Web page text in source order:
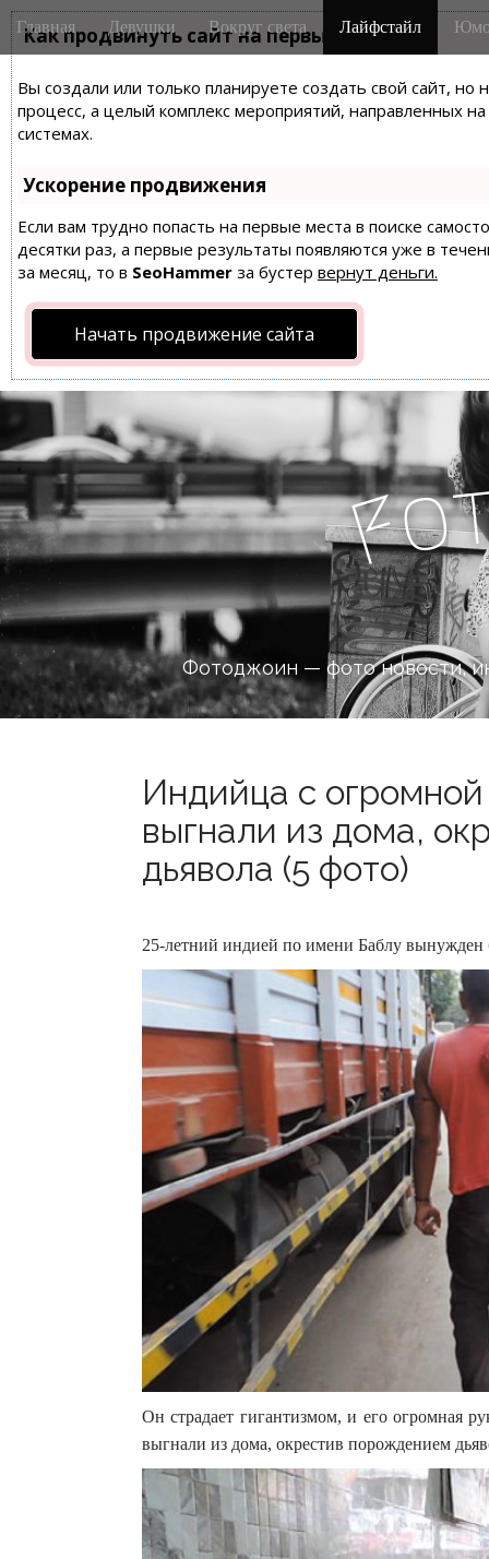
Как продвинуть сайт на первые места?
Вы создали или только планируете создать свой сайт,
процесс, а целый комплекс мероприятий, направленных
системах.
Ускорение продвижения
Если вам трудно попасть на первые места в поиске
десятки раз, а первые результаты появляются уже в
за месяц, то в SeoHammer за бустер вернут деньги.
Начать продвижение сайта
M
a
n
m
e
n
u
i
Главная Девушки Вокруг света Лайфстайл
Fo
Фотоджоин — фото новости,
Индийца с
выгнали из дома,
дьявола (5 фото)
25-летний индией по имени Баблу
Он страдает гигантизмом, и его огромная
выгнали из дома, окрестив порождением